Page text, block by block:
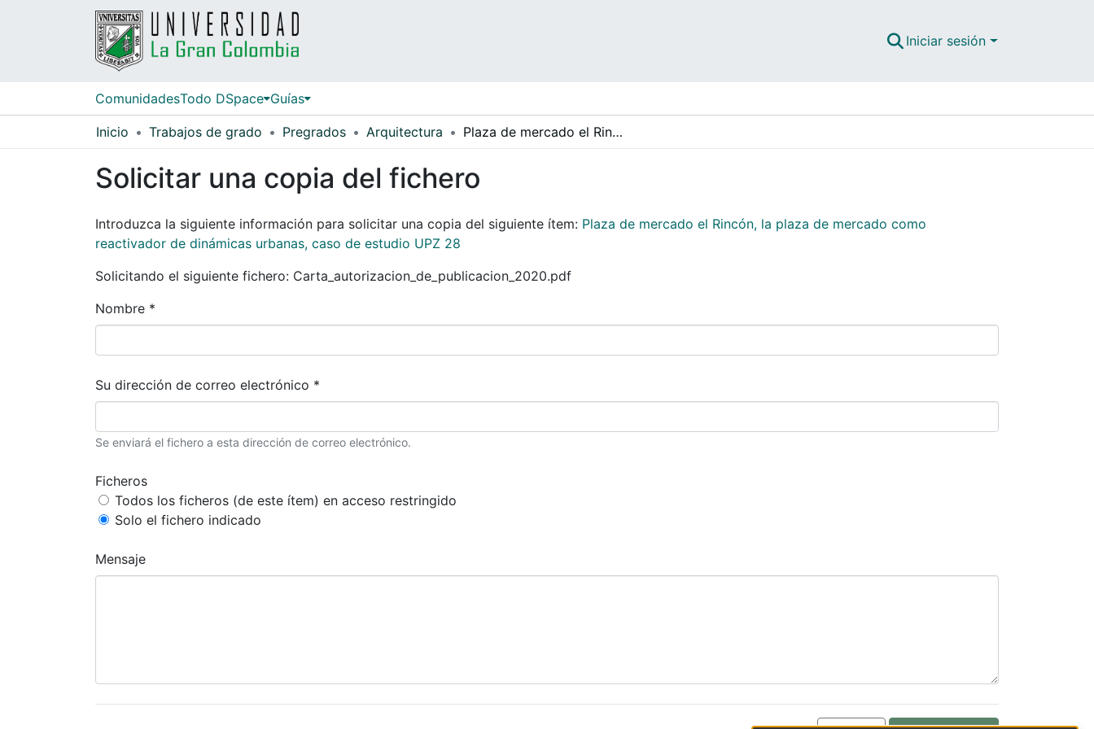
Iniciar sesión
ComunidadesTodo DSpace Guías
Inicio Trabajos de grado Pregrados Arquitectura Plaza de mercado el Rincón, la plaza de mercado como reactivador de dinámicas urbanas, caso de estudio UPZ 28
Solicitar una copia del fichero
Introduzca la siguiente información para solicitar una copia del siguiente ítem: Plaza de mercado el Rincón, la plaza de mercado como
reactivador de dinámicas urbanas, caso de estudio UPZ 28
Solicitando el siguiente fichero: Carta_autorizacion_de_publicacion_2020.pdf
Nombre *
Su dirección de correo electrónico *
Se enviará el fichero a esta dirección de correo electrónico.
Ficheros
Todos los ficheros (de este ítem) en acceso restringido
Solo el fichero indicado
Mensaje